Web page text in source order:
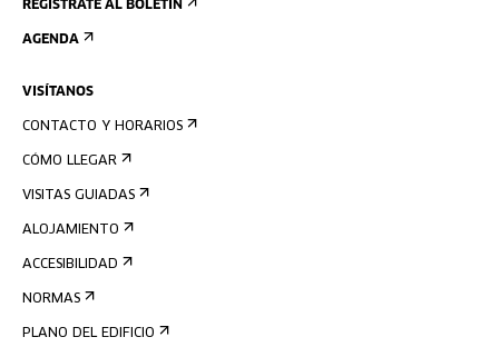
REGÍSTRATE AL BOLETÍN
AGENDA
VISÍTANOS
CONTACTO Y HORARIOS
CÓMO LLEGAR
VISITAS GUIADAS
ALOJAMIENTO
ACCESIBILIDAD
NORMAS
PLANO DEL EDIFICIO